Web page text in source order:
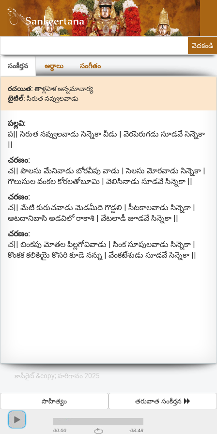
వెదకండి
సంకీర్తన అర్థాలు సంగీతం
రచయిత: తాళ్లపాక అన్నమాచార్య
టైటిల్: సిరుత నవ్వులవాడు
పల్లవి:
ప|| సిరుత నవ్వులవాడు సిన్నెకా వీడు | వెరపెరుగడు సూడవే సిన్నెకా
||
చరణం:
చ|| పొలసు మేనివాడు బోరవీపు వాడు | సెలసు మోరవాడు సిన్నెకా |
గొలుసుల వంకల కోరలతోబూమి | వెలిసినాడు సూడవే సిన్నెకా ||
చరణం:
చ|| మేటి కురుచవాడు మెడమీది గొడ్డలి | సీటకాలవాడు సిన్నెకా |
ఆటదానిబాసి అడవిలో రాకాశి | వేటలాడీ జూడవే సిన్నెకా ||
చరణం:
చ|| బింకపు మోతల పిల్లగోవివాడు | సింక సూపులవాడు సిన్నెకా |
కొంకక కలికియై కొసరి కూడె నన్ను | వేంకటేశుడు సూడవే సిన్నెకా ||
కాపీరైట్ &copy; హరిగానం 2025
తరువాత సంకీర్తన
సాహిత్యం
00:00 -08:48